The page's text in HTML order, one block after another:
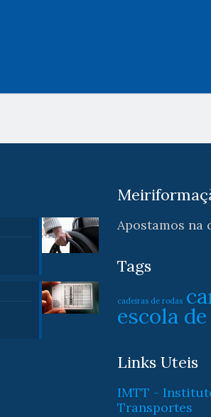
Apostamos na
Tags
cadeiras de rodas
escola
Links Uteis
IMTT -
Transportes